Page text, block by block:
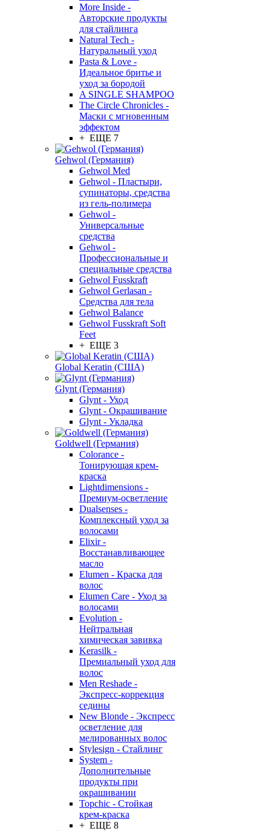
More Inside -
Авторские продукты
для стайлинга
Natural Tech -
Натуральный уход
Pasta & Love -
Идеальное бритье и
уход за бородой
A SINGLE SHAMPOO
The Circle Chronicles -
Маски с мгновенным
эффектом
+ ЕЩЕ 7
Gehwol (Германия)
Gehwol Med
Gehwol - Пластыри,
супинаторы, средства
из гель-полимера
Gehwol -
Универсальные
средства
Gehwol -
Профессиональные и
специальные средства
Gehwol Fusskraft
Gehwol Gerlasan -
Средства для тела
Gehwol Balance
Gehwol Fusskraft Soft
Feet
+ ЕЩЕ 3
Global Keratin (США)
Glynt (Германия)
Glynt - Уход
Glynt - Окрашивание
Glynt - Укладка
Goldwell (Германия)
Colorance -
Тонирующая крем-
краска
Lightdimensions -
Премиум-осветление
Dualsenses -
Комплексный уход за
волосами
Elixir -
Восстанавливающее
масло
Elumen - Краска для
волос
Elumen Care - Уход за
волосами
Evolution -
Нейтральная
химическая завивка
Kerasilk -
Премиальный уход для
волос
Men Reshade -
Экспресс-коррекция
седины
New Blonde - Экспресс
осветление для
мелированных волос
Stylesign - Стайлинг
System -
Дополнительные
продукты при
окрашивании
Topchic - Стойкая
крем-краска
+ ЕЩЕ 8